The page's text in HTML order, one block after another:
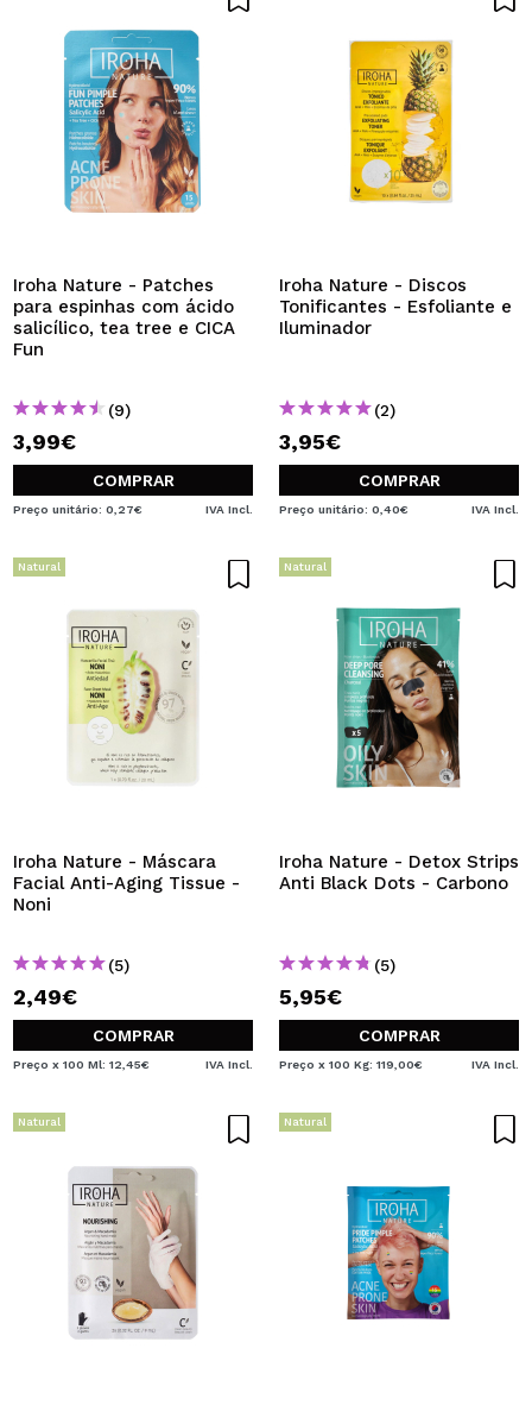
Iroha Nature - Patches
para espinhas com ácido
salicílico, tea tree e CICA
Fun
(9)
3,99€
COMPRAR
Preço unitário: 0,27€ IVA Incl.
Iroha Nature - Discos
Tonificantes - Esfoliante e
Iluminador
(2)
3,95€
COMPRAR
Preço unitário: 0,40€ IVA Incl.
Natural
Iroha Nature - Máscara
Facial Anti-Aging Tissue -
Noni
(5)
2,49€
COMPRAR
Preço x 100 Ml: 12,45€ IVA Incl.
Natural
Iroha Nature - Detox Strips
Anti Black Dots - Carbono
(5)
5,95€
COMPRAR
Preço x 100 Kg: 119,00€ IVA Incl.
Natural Natural